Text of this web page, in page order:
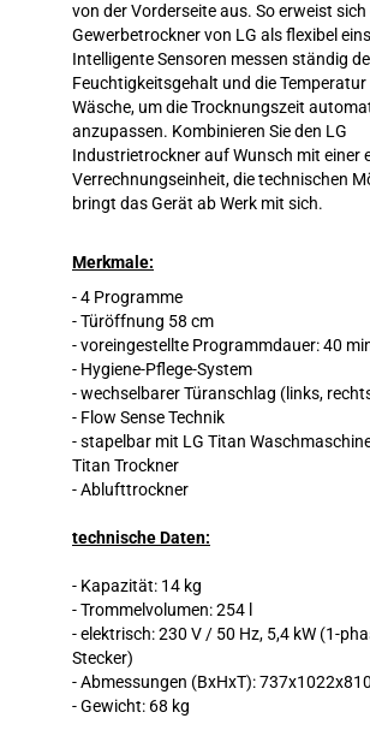
von der Vorderseite aus. So erweist sich
Gewerbetrockner von LG als flexibel
Intelligente Sensoren messen ständig
Feuchtigkeitsgehalt und die Temperatur
Wäsche, um die Trocknungszeit
anzupassen. Kombinieren Sie den LG
Industrietrockner auf Wunsch mit einer
Verrechnungseinheit, die technischen
bringt das Gerät ab Werk mit sich.
Merkmale:
- 4 Programme
- Türöffnung 58 cm
- voreingestellte Programmdauer: 40
- Hygiene-Pflege-System
- wechselbarer Türanschlag (links,
- Flow Sense Technik
- stapelbar mit LG Titan
Titan Trockner
- Ablufttrockner
technische Daten:
- Kapazität: 14 kg
- Trommelvolumen: 254 l
- elektrisch: 230 V / 50 Hz, 5,4 kW (1-
Stecker)
- Abmessungen (BxHxT):
- Gewicht: 68 kg